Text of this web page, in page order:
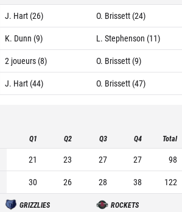
J. Hart (26)
O. Brissett (24)
K. Dunn (9)
L. Stephenson (11)
2 joueurs (8)
O. Brissett (9)
J. Hart (44) O. Brissett (47)
Q1 Q2 Q3 Q4 Total
21 23 27 27
98
30 26 28 38 122
GRIZZLIES ROCKETS